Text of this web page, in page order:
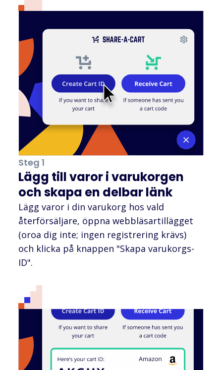
Steg 1
Lägg till varor i varukorgen
och skapa en delbar länk
Lägg varor i din varukorg hos vald
återförsäljare, öppna webbläsartillägget
(oroa dig inte; ingen registrering krävs)
och klicka på knappen "Skapa varukorgs-
ID".